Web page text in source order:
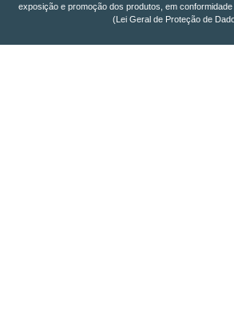
exposição e promoção dos produtos, em
(Lei Geral de Proteção de